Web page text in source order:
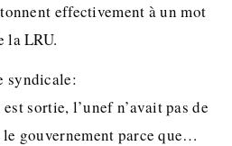
effectivement à un mot
la LRU.
syndicale:
sortie, l’unef n’avait pas de
gouvernement parce que…